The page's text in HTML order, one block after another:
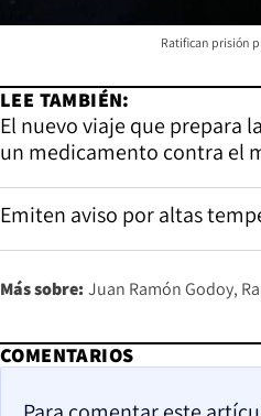
Ratifican prisión
LEE TAMBIÉN:
El nuevo viaje que prepara
un medicamento contra el
Emiten aviso por altas
Más sobre: Juan Ramón Godoy
COMENTARIOS